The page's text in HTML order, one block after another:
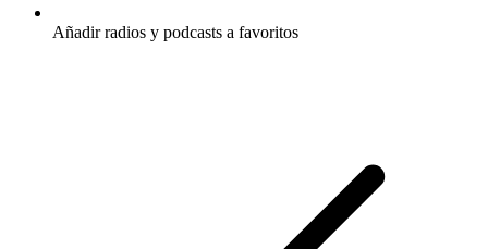
Añadir radios y podcasts a favoritos